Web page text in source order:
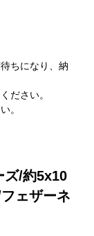
ちになり、納
ださい。
。
ズ/約5x10
ェザーネ